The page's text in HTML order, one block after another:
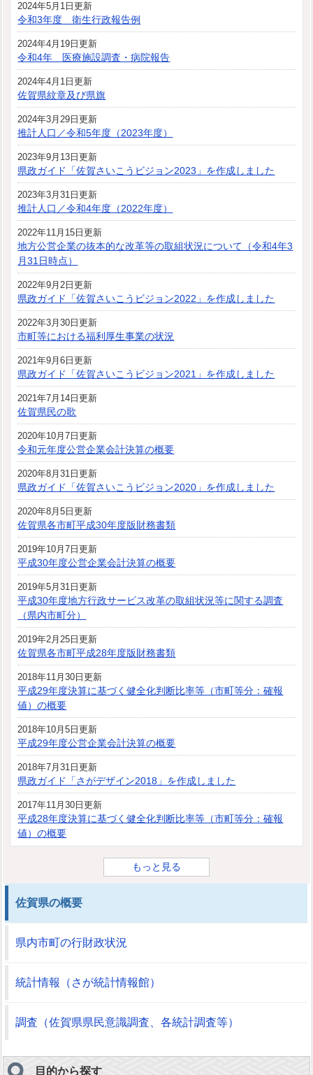
2024年5月1日更新
令和3年度 衛生行政報告例
2024年4月19日更新
令和4年 医療施設調査・病院報告
2024年4月1日更新
佐賀県紋章及び県旗
2024年3月29日更新
推計人口／令和5年度（2023年度）
2023年9月13日更新
県政ガイド「佐賀さいこうビジョン2023」を作成しました
2023年3月31日更新
推計人口／令和4年度（2022年度）
2022年11月15日更新
地方公営企業の抜本的な改革等の取組状況について（令和4年3
月31日時点）
2022年9月2日更新
県政ガイド「佐賀さいこうビジョン2022」を作成しました
2022年3月30日更新
市町等における福利厚生事業の状況
2021年9月6日更新
県政ガイド「佐賀さいこうビジョン2021」を作成しました
2021年7月14日更新
佐賀県民の歌
2020年10月7日更新
令和元年度公営企業会計決算の概要
2020年8月31日更新
県政ガイド「佐賀さいこうビジョン2020」を作成しました
2020年8月5日更新
佐賀県各市町平成30年度版財務書類
2019年10月7日更新
平成30年度公営企業会計決算の概要
2019年5月31日更新
平成30年度地方行政サービス改革の取組状況等に関する調査
（県内市町分）
2019年2月25日更新
佐賀県各市町平成28年度版財務書類
2018年11月30日更新
平成29年度決算に基づく健全化判断比率等（市町等分：確報
値）の概要
2018年10月5日更新
平成29年度公営企業会計決算の概要
2018年7月31日更新
県政ガイド「さがデザイン2018」を作成しました
2017年11月30日更新
平成28年度決算に基づく健全化判断比率等（市町等分：確報
値）の概要
もっと見る
佐賀県の概要
県内市町の行財政状況
統計情報（さが統計情報館）
調査（佐賀県県民意識調査、各統計調査等）
目的から探す